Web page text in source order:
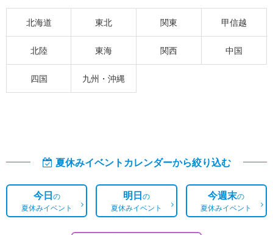
北海道 東北 関東 甲信越
北陸 東海 関西 中国
四国 九州・沖縄
夏休みイベントカレンダーから絞り込む
今日の
夏休みイベント
明日の
夏休みイベント
今週末の
夏休みイベント